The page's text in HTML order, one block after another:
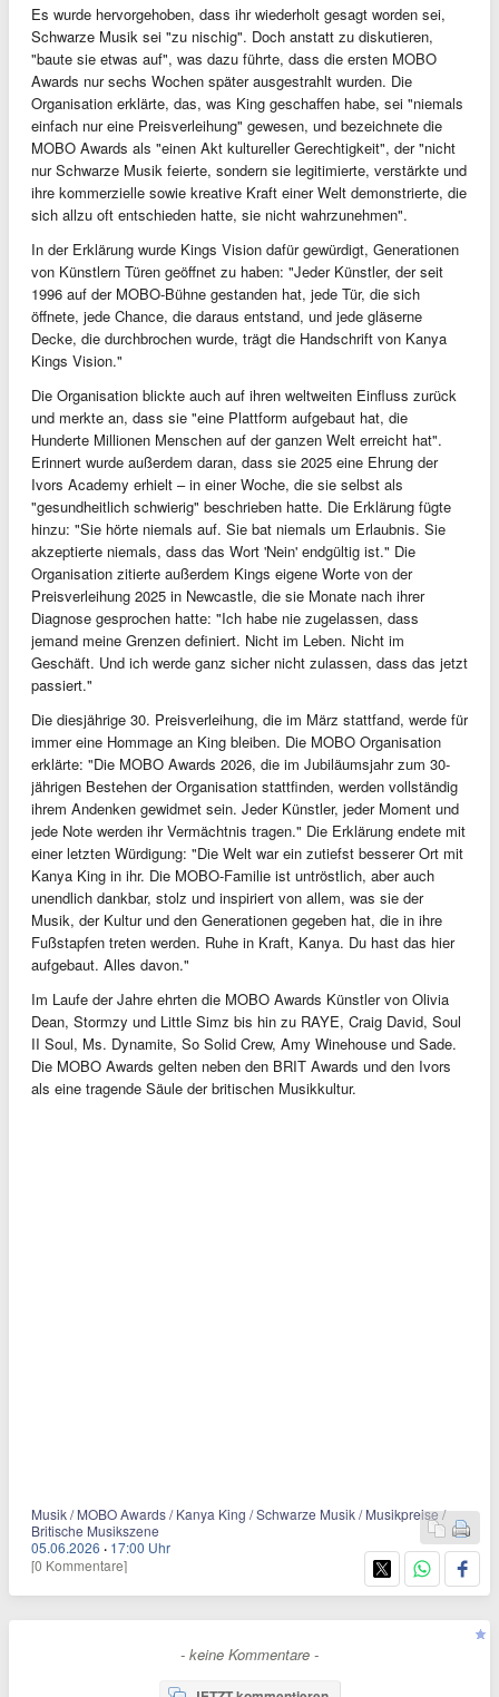
Es wurde hervorgehoben, dass ihr wiederholt gesagt worden sei,
Schwarze Musik sei "zu nischig". Doch anstatt zu diskutieren,
"baute sie etwas auf", was dazu führte, dass die ersten MOBO
Awards nur sechs Wochen später ausgestrahlt wurden. Die
Organisation erklärte, das, was King geschaffen habe, sei "niemals
einfach nur eine Preisverleihung" gewesen, und bezeichnete die
MOBO Awards als "einen Akt kultureller Gerechtigkeit", der "nicht
nur Schwarze Musik feierte, sondern sie legitimierte, verstärkte und
ihre kommerzielle sowie kreative Kraft einer Welt demonstrierte, die
sich allzu oft entschieden hatte, sie nicht wahrzunehmen".
In der Erklärung wurde Kings Vision dafür gewürdigt, Generationen
von Künstlern Türen geöffnet zu haben: "Jeder Künstler, der seit
1996 auf der MOBO-Bühne gestanden hat, jede Tür, die sich
öffnete, jede Chance, die daraus entstand, und jede gläserne
Decke, die durchbrochen wurde, trägt die Handschrift von Kanya
Kings Vision."
Die Organisation blickte auch auf ihren weltweiten Einfluss zurück
und merkte an, dass sie "eine Plattform aufgebaut hat, die
Hunderte Millionen Menschen auf der ganzen Welt erreicht hat".
Erinnert wurde außerdem daran, dass sie 2025 eine Ehrung der
Ivors Academy erhielt – in einer Woche, die sie selbst als
"gesundheitlich schwierig" beschrieben hatte. Die Erklärung fügte
hinzu: "Sie hörte niemals auf. Sie bat niemals um Erlaubnis. Sie
akzeptierte niemals, dass das Wort 'Nein' endgültig ist." Die
Organisation zitierte außerdem Kings eigene Worte von der
Preisverleihung 2025 in Newcastle, die sie Monate nach ihrer
Diagnose gesprochen hatte: "Ich habe nie zugelassen, dass
jemand meine Grenzen definiert. Nicht im Leben. Nicht im
Geschäft. Und ich werde ganz sicher nicht zulassen, dass das jetzt
passiert."
Die diesjährige 30. Preisverleihung, die im März stattfand, werde für
immer eine Hommage an King bleiben. Die MOBO Organisation
erklärte: "Die MOBO Awards 2026, die im Jubiläumsjahr zum 30-
jährigen Bestehen der Organisation stattfinden, werden vollständig
ihrem Andenken gewidmet sein. Jeder Künstler, jeder Moment und
jede Note werden ihr Vermächtnis tragen." Die Erklärung endete mit
einer letzten Würdigung: "Die Welt war ein zutiefst besserer Ort mit
Kanya King in ihr. Die MOBO-Familie ist untröstlich, aber auch
unendlich dankbar, stolz und inspiriert von allem, was sie der
Musik, der Kultur und den Generationen gegeben hat, die in ihre
Fußstapfen treten werden. Ruhe in Kraft, Kanya. Du hast das hier
aufgebaut. Alles davon."
Im Laufe der Jahre ehrten die MOBO Awards Künstler von Olivia
Dean, Stormzy und Little Simz bis hin zu RAYE, Craig David, Soul
II Soul, Ms. Dynamite, So Solid Crew, Amy Winehouse und Sade.
Die MOBO Awards gelten neben den BRIT Awards und den Ivors
als eine tragende Säule der britischen Musikkultur.
Musik / MOBO Awards / Kanya King / Schwarze Musik / Musikpreise /
Britische Musikszene
05.06.2026 · 17:00 Uhr
[0 Kommentare]
- keine Kommentare -